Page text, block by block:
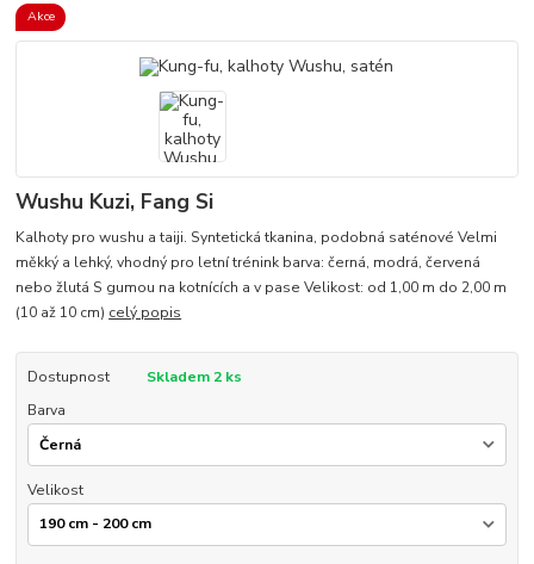
Akce
Wushu Kuzi, Fang Si
Kalhoty pro wushu a taiji. Syntetická tkanina, podobná saténové Velmi
měkký a lehký, vhodný pro letní trénink barva: černá, modrá, červená
nebo žlutá S gumou na kotnících a v pase Velikost: od 1,00 m do 2,00 m
(10 až 10 cm) celý popis
Dostupnost
Skladem 2 ks
Barva
Velikost